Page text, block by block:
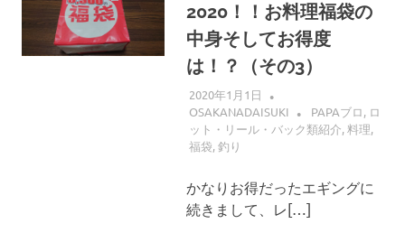
2020！！お料理福袋の
中身そしてお得度
は！？（その3）
2020年1月1日
OSAKANADAISUKI
PAPAブロ, ロ
ット・リール・バック類紹介,料理,
福袋,釣り
かなりお得だったエギングに
続きまして、レ[…]